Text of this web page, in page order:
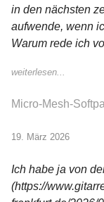
in den nächsten
aufwende, wenn
Warum rede ich
weiterlesen...
Micro-Mesh-
19. März 2026
Ich habe ja von
(https://